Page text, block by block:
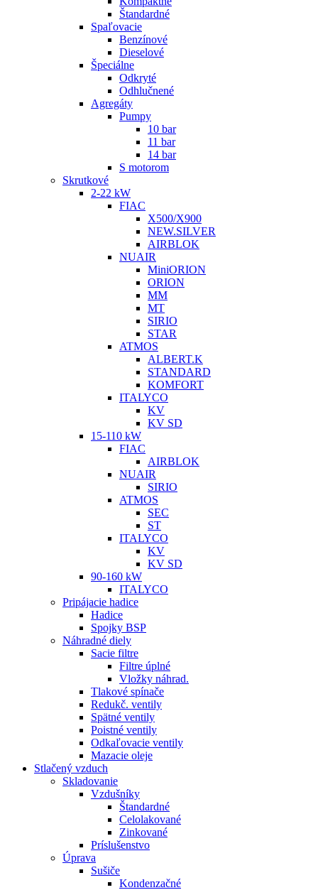
Štandardné
Spaľovacie
Benzínové
Dieselové
Špeciálne
Odkryté
Odhlučnené
Agregáty
Pumpy
10 bar
11 bar
14 bar
S motorom
Skrutkové
2-22 kW
FIAC
X500/X900
NEW.SILVER
AIRBLOK
NUAIR
MiniORION
ORION
MM
MT
SIRIO
STAR
ATMOS
ALBERT.K
STANDARD
KOMFORT
ITALYCO
KV
KV SD
15-110 kW
FIAC
AIRBLOK
NUAIR
SIRIO
ATMOS
SEC
ST
ITALYCO
KV
KV SD
90-160 kW
ITALYCO
Pripájacie hadice
Hadice
Spojky BSP
Náhradné diely
Sacie filtre
Filtre úplné
Vložky náhrad.
Tlakové spínače
Redukč. ventily
Spätné ventily
Poistné ventily
Odkaľovacie ventily
Mazacie oleje
Stlačený vzduch
Skladovanie
Vzdušníky
Štandardné
Celolakované
Zinkované
Príslušenstvo
Úprava
Sušiče
Kondenzačné